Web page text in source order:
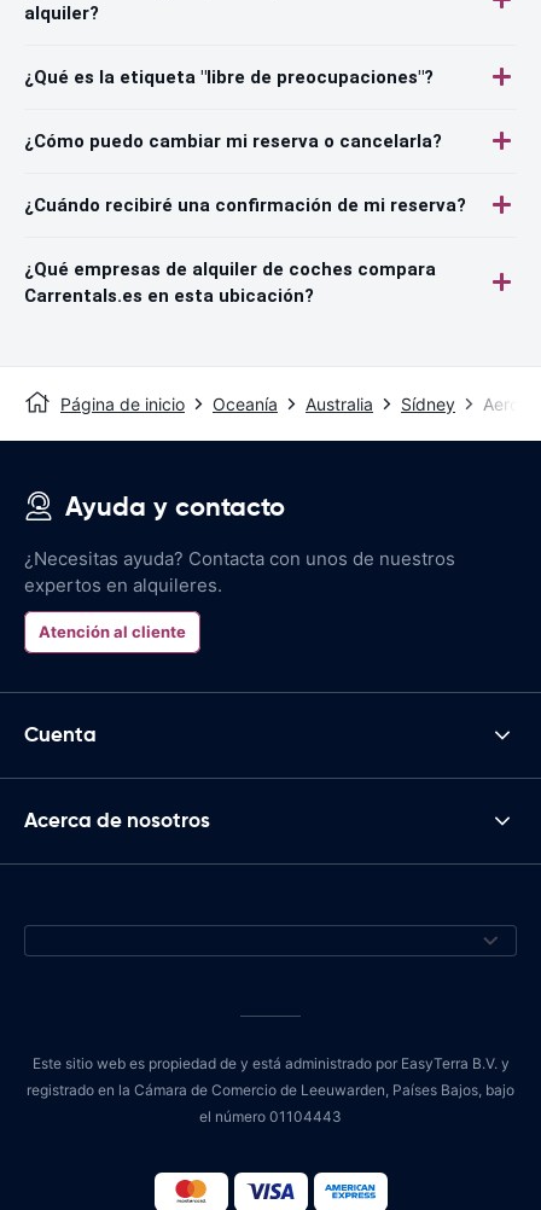
alquiler?
¿Qué es la etiqueta "libre de preocupaciones"?
¿Cómo puedo cambiar mi reserva o cancelarla?
¿Cuándo recibiré una confirmación de mi reserva?
¿Qué empresas de alquiler de coches compara
Carrentals.es en esta ubicación?
Página de inicio Oceanía Australia Sídney
Ayuda y contacto
¿Necesitas ayuda? Contacta con unos de nuestros
expertos en alquileres.
Atención al cliente
Cuenta
Acerca de nosotros
Este sitio web es propiedad de y está administrado por EasyTerra B.V. y
registrado en la Cámara de Comercio de Leeuwarden, Países Bajos, bajo
el número 01104443